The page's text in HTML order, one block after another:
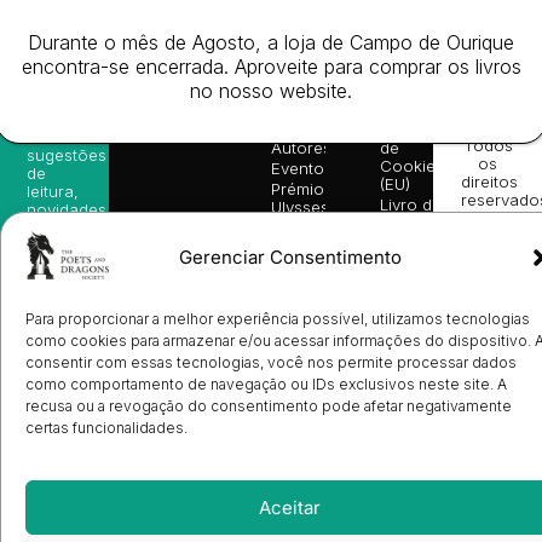
Gerenciar Consentimento
Para proporcionar a melhor experiência possível, utilizamos tecnologias
como cookies para armazenar e/ou acessar informações do dispositivo.
consentir com essas tecnologias, você nos permite processar dados
como comportamento de navegação ou IDs exclusivos neste site. A
recusa ou a revogação do consentimento pode afetar negativamente
certas funcionalidades.
Aceitar
Livros
da
Editora
Books
Autores
Eventos
Prémio
Ulysses
Contactos
Manuscritos
Candidatura
de
Ilustradores
Registo
de
Livrarias
Condições
Gerais de
Venda
de
Cookies
(EU)
Livro de
nossa
newsletter
sugestões
de
leitura,
novidades
sobre
lançamentos,
vantagens
exclusivas
avisos
diretamente
no seu
e-mail.
Subscrever
por
Turn
On
Todos
os
direitos
Durante o mês de Agosto, a loja de Campo de Ourique
encontra-se encerrada. Aproveite para comprar os livros
no nosso website.